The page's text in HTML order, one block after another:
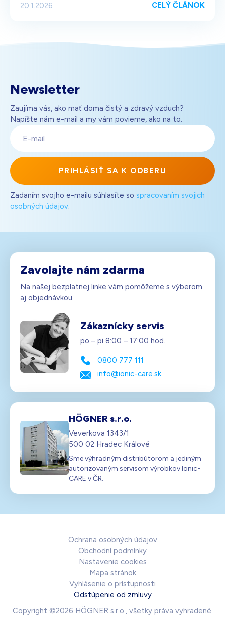
20.1.2026 CELÝ ČLÁNOK
Newsletter
Zaujíma vás, ako mať doma čistý a zdravý vzduch?
Napíšte nám e-mail a my vám povieme, ako na to.
PRIHLÁSIŤ SA K ODBERU
Zadaním svojho e-mailu súhlasíte so spracovaním svojich
osobných údajov.
Zavolajte nám zdarma
Na našej bezplatnej linke vám pomôžeme s výberom
aj objednávkou.
Zákaznícky servis
po – pi 8:00 – 17:00 hod.
0800 777 111
info@ionic-care.sk
HÖGNER s.r.o.
Veverkova 1343/1
500 02 Hradec Králové
Sme výhradným distribútorom a jediným
autorizovaným servisom výrobkov Ionic-
CARE v ČR.
Ochrana osobných údajov
Obchodní podmínky
Nastavenie cookies
Mapa stránok
Vyhlásenie o prístupnosti
Odstúpenie od zmluvy
Copyright ©2026 HÖGNER s.r.o., všetky práva vyhradené.